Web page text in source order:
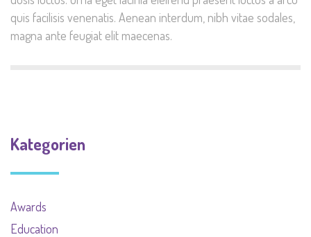
quis facilisis venenatis. Aenean interdum, nibh vitae sodales,
magna ante feugiat elit maecenas.
Kategorien
Awards
Education